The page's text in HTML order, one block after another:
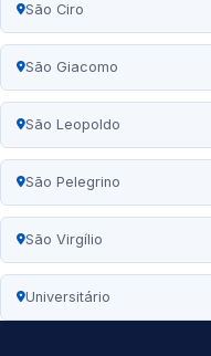
São Ciro
São Giacomo
São Leopoldo
São Pelegrino
São Virgílio
Universitário